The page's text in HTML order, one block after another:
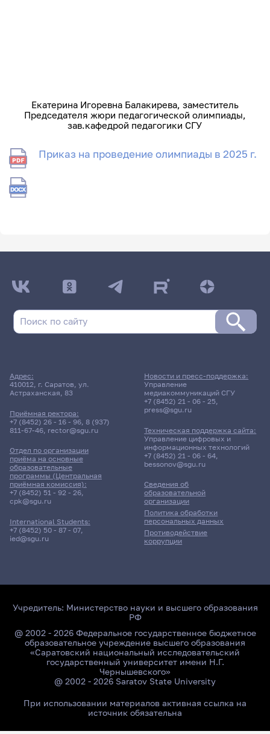
Екатерина Игоревна Балакирева, заместитель
Председателя жюри педагогической олимпиады,
зав.кафедрой педагогики СГУ
Приказ на проведение олимпиады в 2025 г.
Адрес:
410012, г. Саратов, ул.
Астраханская, 83
Приёмная ректора:
+7 (8452) 26 - 16 - 96, 8 (937)
811-67-46, rector@sgu.ru
Отдел по организации
приёма на основные
образовательные
программы (Центральная
приёмная комиссия):
+7 (8452) 51 - 92 - 26,
cpk@sgu.ru
International Students:
+7 (8452) 50 - 87 - 07,
ied@sgu.ru
Сведения об
образовательной
организации
Политика обработки
персональных данных
Противодействие
коррупции
Новости и пресс-поддержка:
Управление
медиакоммуникаций СГУ
+7 (8452) 21 - 06 - 25,
press@sgu.ru
Техническая поддержка сайта:
Управление цифровых и
информационных технологий
+7 (8452) 21 - 06 - 64,
bessonov@sgu.ru
Учредитель: Министерство науки и высшего образования
РФ
@ 2002 - 2026 Федеральное государственное бюджетное
образовательное учреждение высшего образования
«Саратовский национальный исследовательский
государственный университет имени Н.Г.
Чернышевского»
@ 2002 - 2026 Saratov State University
При использовании материалов активная ссылка на
источник обязательна